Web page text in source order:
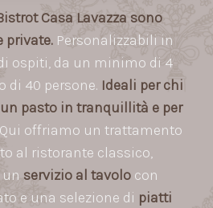
Casa Lavazza sono
private.Personalizzabili in
ospiti, da un minimo di 4
di 40 persone. Ideali per chi
pasto in tranquillità e per
Qui offriamo un trattamento
al ristorante classico,
servizio al tavolocon
e una selezione di piatti